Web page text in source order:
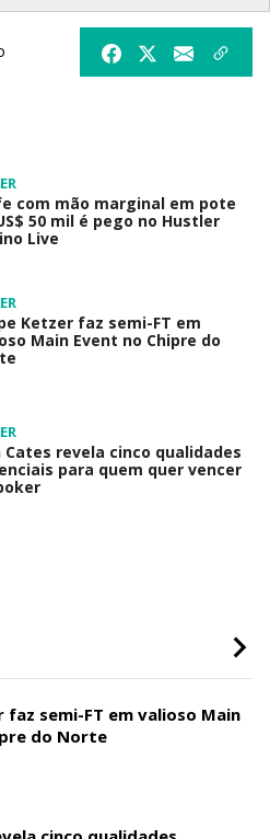
com mão marginal em pote
50 mil é pego no Hustler
Live
Ketzer faz semi-FT em
Main Event no Chipre do
Cates revela cinco qualidades
para quem quer vencer
faz semi-FT em valioso Main
do Norte